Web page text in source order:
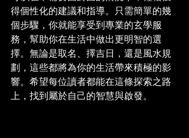
得個性化的建議和指導。只需簡單的幾
個步驟，你就能享受到專業的玄學服
務，幫助你在生活中做出更明智的選
擇。無論是取名、擇吉日，還是風水規
劃，這些都將為你的生活帶來積極的影
響。希望每位讀者都能在這條探索之路
上，找到屬於自己的智慧與啟發。